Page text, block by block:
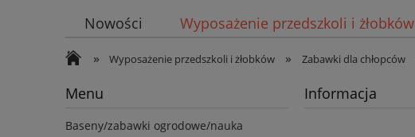
Nowości Wyposażenie przedszkoli i żłobków
» Wyposażenie przedszkoli i żłobków » Zabawki dla chłopców
Menu
Baseny/zabawki ogrodowe/nauka
Informacja